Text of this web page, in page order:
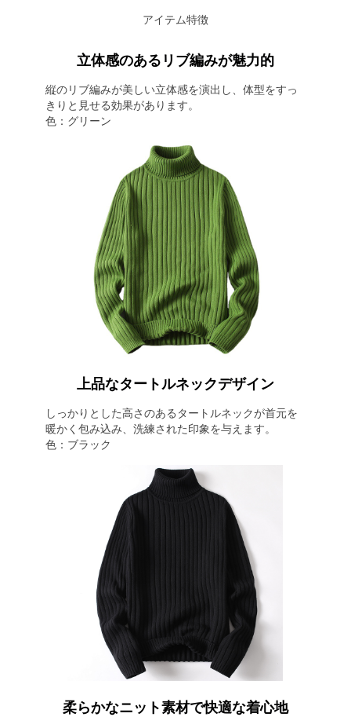
アイテム特徴
立体感のあるリブ編みが魅力的
縦のリブ編みが美しい立体感を演出し、体型をすっ
きりと見せる効果があります。
色：グリーン
上品なタートルネックデザイン
しっかりとした高さのあるタートルネックが首元を
暖かく包み込み、洗練された印象を与えます。
色：ブラック
柔らかなニット素材で快適な着心地